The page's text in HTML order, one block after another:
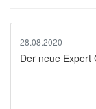
28.08.2020
Der neue Expert